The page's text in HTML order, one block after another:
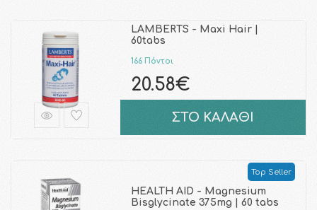
LAMBERTS - Maxi Hair |
60tabs
166 Πόντοι
20.58€
ΣΤΟ ΚΑΛΑΘΙ
Top Seller
HEALTH AID - Magnesium
Bisglycinate 375mg | 60 tabs